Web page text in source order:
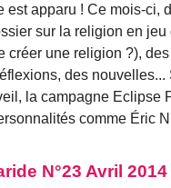
est apparu ! Ce mois-ci,
sur la religion en
créer une religion ?),
des
la campagne Eclipse
comme Éric
N°23 Avril